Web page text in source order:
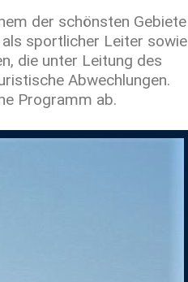
der schönsten Gebiete
sportlicher Leiter sowie
die unter Leitung des
Abwechlungen.
Programm ab.